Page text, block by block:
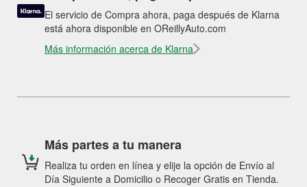
El servicio de Compra ahora, paga después de Klarna
está ahora disponible en OReillyAuto.com
Más información acerca de Klarna
Más partes a tu manera
Realiza tu orden en línea y elije la opción de Envío al
Día Siguiente a Domicilio o Recoger Gratis en Tienda.